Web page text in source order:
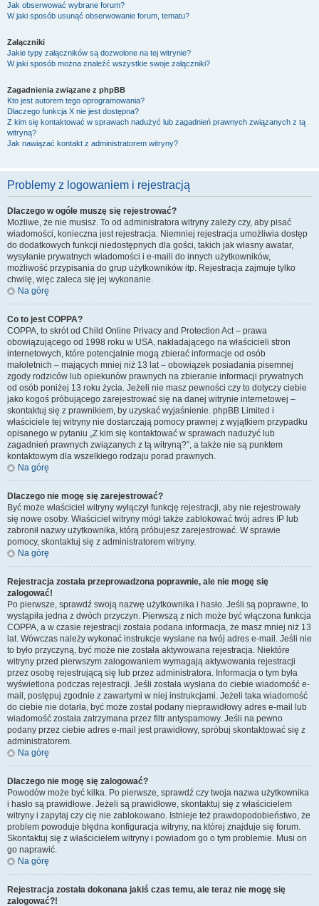
Jak obserwować wybrane forum?
W jaki sposób usunąć obserwowanie forum, tematu?
Załączniki
Jakie typy załączników są dozwolone na tej witrynie?
W jaki sposób można znaleźć wszystkie swoje załączniki?
Zagadnienia związane z phpBB
Kto jest autorem tego oprogramowania?
Dlaczego funkcja X nie jest dostępna?
Z kim się kontaktować w sprawach nadużyć lub zagadnień prawnych związanych z tą
witryną?
Jak nawiązać kontakt z administratorem witryny?
Problemy z logowaniem i rejestracją
Dlaczego w ogóle muszę się rejestrować?
Możliwe, że nie musisz. To od administratora witryny zależy czy, aby pisać
wiadomości, konieczna jest rejestracja. Niemniej rejestracja umożliwia dostęp
do dodatkowych funkcji niedostępnych dla gości, takich jak własny awatar,
wysyłanie prywatnych wiadomości i e-maili do innych użytkowników,
możliwość przypisania do grup użytkowników itp. Rejestracja zajmuje tylko
chwilę, więc zaleca się jej wykonanie.
Na górę
Co to jest COPPA?
COPPA, to skrót od Child Online Privacy and Protection Act – prawa
obowiązującego od 1998 roku w USA, nakładającego na właścicieli stron
internetowych, które potencjalnie mogą zbierać informacje od osób
małoletnich – mających mniej niż 13 lat – obowiązek posiadania pisemnej
zgody rodziców lub opiekunów prawnych na zbieranie informacji prywatnych
od osób poniżej 13 roku życia. Jeżeli nie masz pewności czy to dotyczy ciebie
jako kogoś próbującego zarejestrować się na danej witrynie internetowej –
skontaktuj się z prawnikiem, by uzyskać wyjaśnienie. phpBB Limited i
właściciele tej witryny nie dostarczają pomocy prawnej z wyjątkiem przypadku
opisanego w pytaniu „Z kim się kontaktować w sprawach nadużyć lub
zagadnień prawnych związanych z tą witryną?”, a także nie są punktem
kontaktowym dla wszelkiego rodzaju porad prawnych.
Na górę
Dlaczego nie mogę się zarejestrować?
Być może właściciel witryny wyłączył funkcję rejestracji, aby nie rejestrowały
się nowe osoby. Właściciel witryny mógł także zablokować twój adres IP lub
zabronił nazwy użytkownika, którą próbujesz zarejestrować. W sprawie
pomocy, skontaktuj się z administratorem witryny.
Na górę
Rejestracja została przeprowadzona poprawnie, ale nie mogę się
zalogować!
Po pierwsze, sprawdź swoją nazwę użytkownika i hasło. Jeśli są poprawne, to
wystąpiła jedna z dwóch przyczyn. Pierwszą z nich może być włączona funkcja
COPPA, a w czasie rejestracji została podana informacja, że masz mniej niż 13
lat. Wówczas należy wykonać instrukcje wysłane na twój adres e-mail. Jeśli nie
to było przyczyną, być może nie została aktywowana rejestracja. Niektóre
witryny przed pierwszym zalogowaniem wymagają aktywowania rejestracji
przez osobę rejestrującą się lub przez administratora. Informacja o tym była
wyświetlona podczas rejestracji. Jeśli została wysłana do ciebie wiadomość e-
mail, postępuj zgodnie z zawartymi w niej instrukcjami. Jeżeli taka wiadomość
do ciebie nie dotarła, być może został podany nieprawidłowy adres e-mail lub
wiadomość została zatrzymana przez filtr antyspamowy. Jeśli na pewno
podany przez ciebie adres e-mail jest prawidłowy, spróbuj skontaktować się z
administratorem.
Na górę
Dlaczego nie mogę się zalogować?
Powodów może być kilka. Po pierwsze, sprawdź czy twoja nazwa użytkownika
i hasło są prawidłowe. Jeżeli są prawidłowe, skontaktuj się z właścicielem
witryny i zapytaj czy cię nie zablokowano. Istnieje też prawdopodobieństwo, że
problem powoduje błędna konfiguracja witryny, na której znajduje się forum.
Skontaktuj się z właścicielem witryny i powiadom go o tym problemie. Musi on
go naprawić.
Na górę
Rejestracja została dokonana jakiś czas temu, ale teraz nie mogę się
zalogować?!